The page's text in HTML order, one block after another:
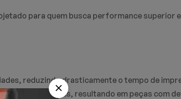
para quem busca performance superior e
reduzindo drasticamente o tempo de
uniformes, resultando em peças com